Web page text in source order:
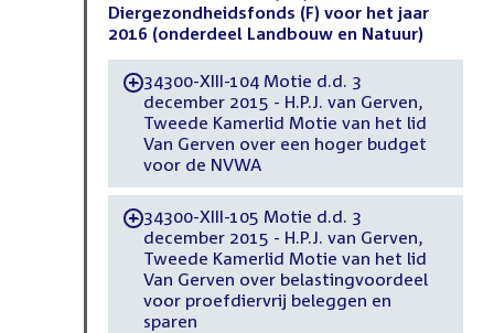
Diergezondheidsfonds (F) voor het jaar
2016 (onderdeel Landbouw en Natuur)
-34300-XIII-104 Motie d.d. 3
december 2015 - H.P.J. van Gerven,
Tweede Kamerlid Motie van het lid
Van Gerven over een hoger budget
voor de NVWA
-34300-XIII-105 Motie d.d. 3
december 2015 - H.P.J. van Gerven,
Tweede Kamerlid Motie van het lid
Van Gerven over belastingvoordeel
voor proefdiervrij beleggen en
sparen